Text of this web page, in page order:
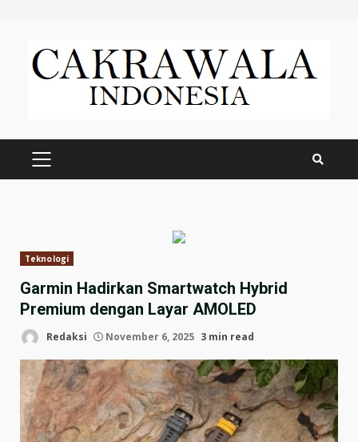
content
PRIMARY
Teknologi
Garmin Hadirkan Smartwatch Hybrid
Premium dengan Layar AMOLED
Redaksi November 6, 2025 3 min read